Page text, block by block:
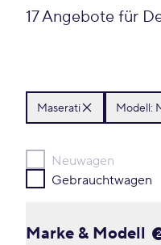
17 Angebote für
Maserati Modell:
Neuwagen
Gebrauchtwagen
Marke & Modell 2